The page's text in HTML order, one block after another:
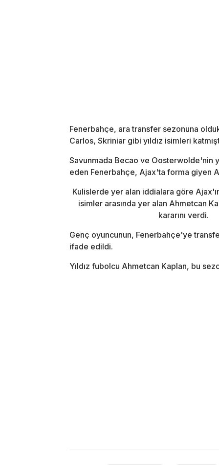
Fenerbahçe, ara transfer sezonuna
Carlos, Skriniar gibi yıldız isimleri
Savunmada Becao ve Oosterwolde'nin
eden Fenerbahçe, Ajax'ta forma giyen
Kulislerde yer alan iddialara göre
isimler arasında yer alan Ahmetcan
kararını verdi.
Genç oyuncunun, Fenerbahçe'ye
ifade edildi.
Yıldız fubolcu Ahmetcan Kaplan, bu